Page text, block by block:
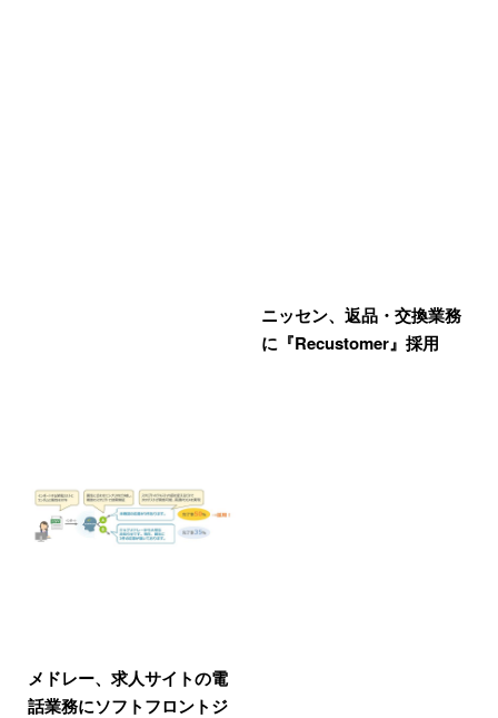
ニッセン、返品・交換業務
に『Recustomer』採用
メドレー、求人サイトの電
話業務にソフトフロントジ